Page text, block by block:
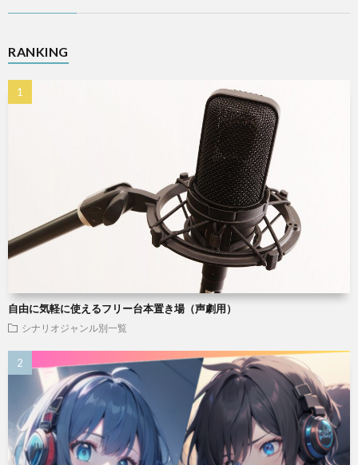
RANKING
自由に気軽に使えるフリー台本置き場（声劇用）
シナリオジャンル別一覧